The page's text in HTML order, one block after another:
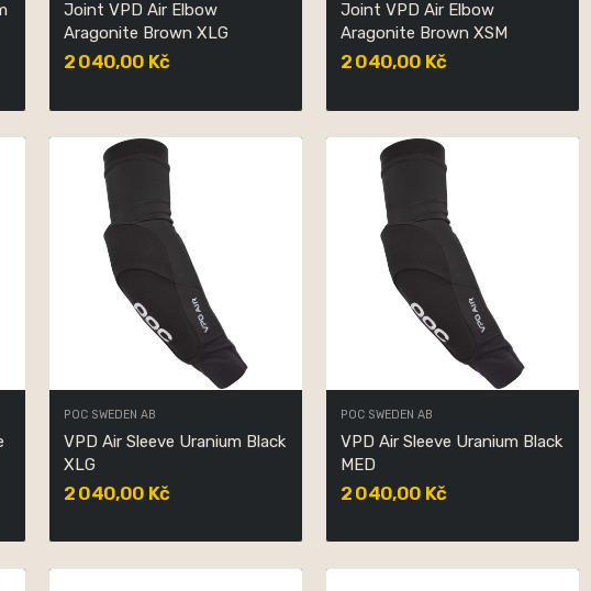
Joint VPD Air Elbow
Aragonite Brown XLG
2 040,00 Kč
Joint VPD Air Elbow
Aragonite Brown XSM
2 040,00 Kč
POC SWEDEN AB
VPD Air Sleeve Uranium Black
XLG
2 040,00 Kč
POC SWEDEN AB
VPD Air Sleeve Uranium Black
MED
2 040,00 Kč